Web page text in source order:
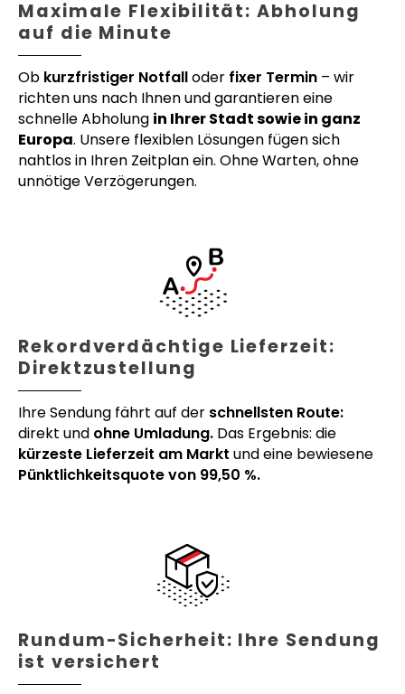
Maximale Flexibilität: Abholung
auf die Minute
Ob kurzfristiger Notfalloder fixer Termin – wir
richten uns nach Ihnen und garantieren eine
schnelle Abholung in Ihrer Stadt sowie in ganz
Europa. Unsere flexiblen Lösungen fügen sich
nahtlos in Ihren Zeitplan ein. Ohne Warten, ohne
unnötige Verzögerungen.
Rekordverdächtige Lieferzeit:
Direktzustellung
Ihre Sendung fährt auf der schnellsten Route:
direkt und ohne Umladung. Das Ergebnis: die
kürzeste Lieferzeit am Markt und eine bewiesene
Pünktlichkeitsquote von 99,50 %.
Rundum-Sicherheit: Ihre Sendung
ist versichert